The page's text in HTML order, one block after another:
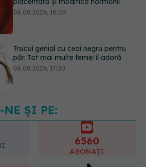
Trucul genial cu ceai negru pentru
păr. Tot mai multe femei îl adoră
Simptomele infecției cu Helicobacter
pylori. Se poate trăi cu această
NE ȘI PE:
6560
ABONAȚI